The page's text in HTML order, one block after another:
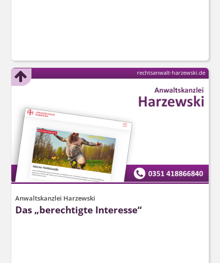
Anwaltskanzlei Harzewski
Das „berechtigte Interesse“
rechtsanwalt-harzewski.de